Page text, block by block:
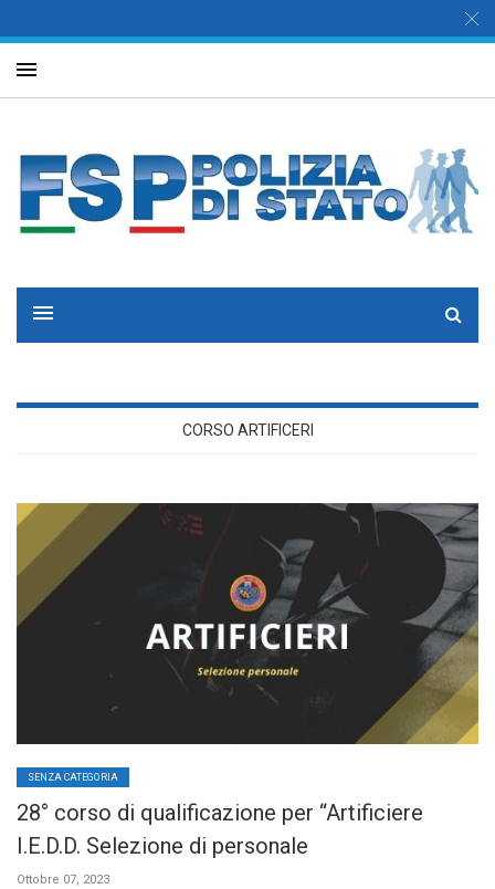
CORSO ARTIFICERI
SENZA CATEGORIA
28° corso di qualificazione per “Artificiere
I.E.D.D. Selezione di personale
Ottobre 07, 2023